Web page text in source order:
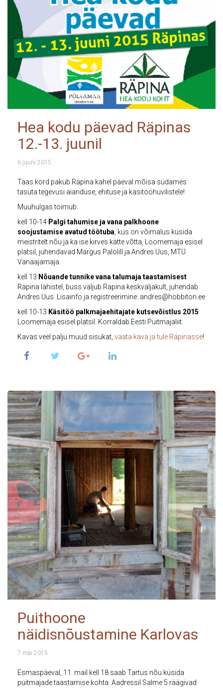
Hea kodu päevad Räpinas
12.-13. juunil
6 juuni 2015
Taas kord pakub Räpina kahel päeval mõisa südames
tasuta tegevusi aianduse, ehituse ja käsitööhuvilistele!
Muuhulgas toimub:
kell 10-14 Palgi tahumise ja vana palkhoone
soojustamise avatud töötuba, kus on võimalus küsida
meistritelt nõu ja ka ise kirves kätte võtta, Loomemaja esisel
platsil, juhendavad Margus Palolill ja Andres Uus, MTÜ
Vanaajamaja.
kell 13 Nõuande tunnike vana talumaja taastamisest
Räpina lähistel, buss väljub Räpina keskväljakult, juhendab
Andres Uus. Lisainfo ja registreerimine: andres@hobbiton.ee
kell 10-13 Käsitöö palkmajaehitajate kutsevõistlus 2015
Loomemaja esisel platsil. Korraldab Eesti Puitmajaliit.
Kavas veel palju muud sisukat, vaata kava ja tule Räpinasse!
Puithoone
näidisnõustamine Karlovas
7 mai 2015
Esmaspäeval, 11. mail kell 18 saab Tartus nõu küsida
puitmajade taastamise kohta. Aadressil Salme 5 räägivad